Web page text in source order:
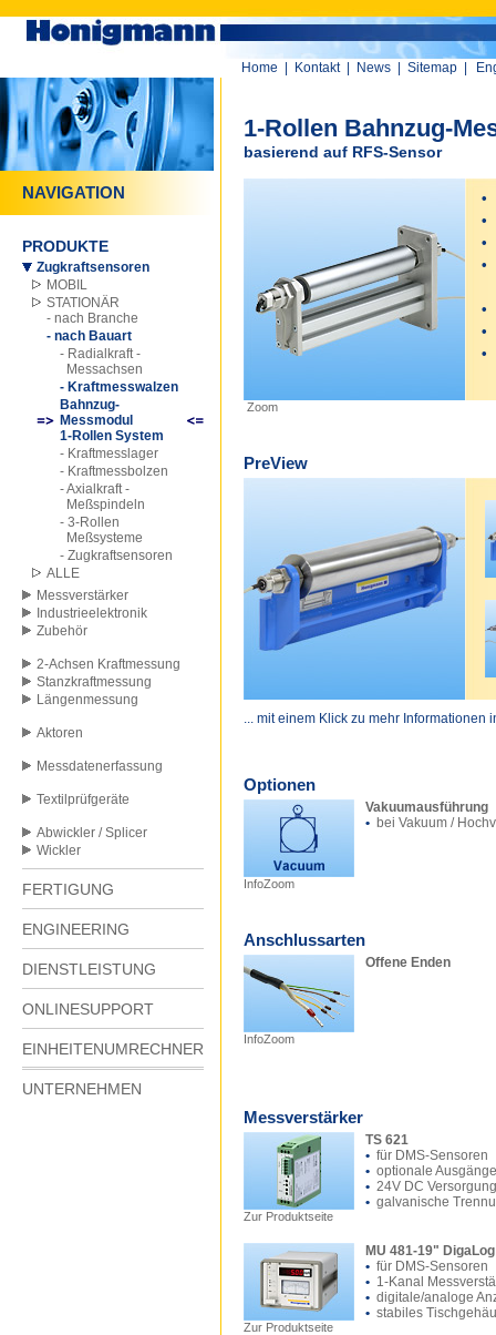
Home Kontakt News Sitemap
NAVIGATION
PRODUKTE
Zugkraftsensoren
MOBIL
STATIONÄR
- nach Branche
- nach Bauart
- Radialkraft -
Messachsen
- Kraftmesswalzen
Bahnzug-
Messmodul
1-Rollen System
- Kraftmesslager
- Kraftmessbolzen
- Axialkraft -
Meßspindeln
- 3-Rollen
Meßsysteme
- Zugkraftsensoren
ALLE
Messverstärker
Industrieelektronik
Zubehör
2-Achsen Kraftmessung
Stanzkraftmessung
Längenmessung
Aktoren
Messdatenerfassung
Textilprüfgeräte
Abwickler / Splicer
Wickler
FERTIGUNG
ENGINEERING
DIENSTLEISTUNG
ONLINESUPPORT
EINHEITENUMRECHNER
UNTERNEHMEN
1-Rollen Bahnzug-
basierend auf RFS-Sensor
•
•
•
•
•
•
•
Zoom
PreView
... mit einem Klick zu mehr Informationen
Optionen
InfoZoom
Vakuumausführung
• bei Vakuum /
Anschlussarten
InfoZoom
Offene Enden
Messverstärker
Zur Produktseite
TS 621
• für DMS-Sensoren
• optionale Ausgänge
• 24V DC Versorgung
• galvanische
Zur Produktseite
MU 481-19" DigaLog
• für DMS-Sensoren
• 1-Kanal
• digitale/analoge
• stabiles